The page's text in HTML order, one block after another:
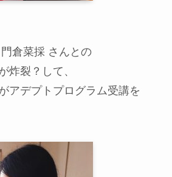
倉菜採 さんとの
炸裂？して、
アデプトプログラム受講を